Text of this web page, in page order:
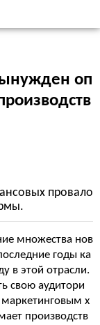
оп
провало
множества нов
годы ка
в этой отрасли.
свою аудитори
х
производств